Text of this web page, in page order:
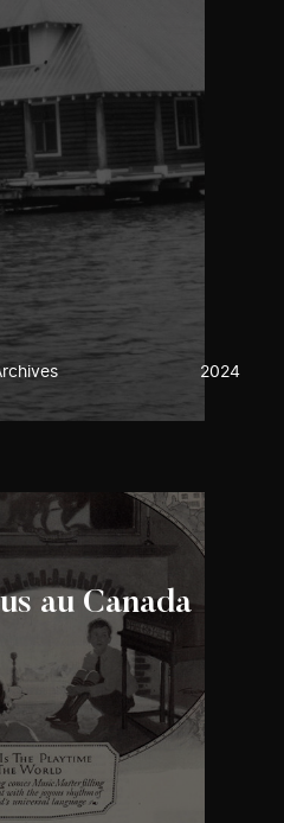
2024
au Canada